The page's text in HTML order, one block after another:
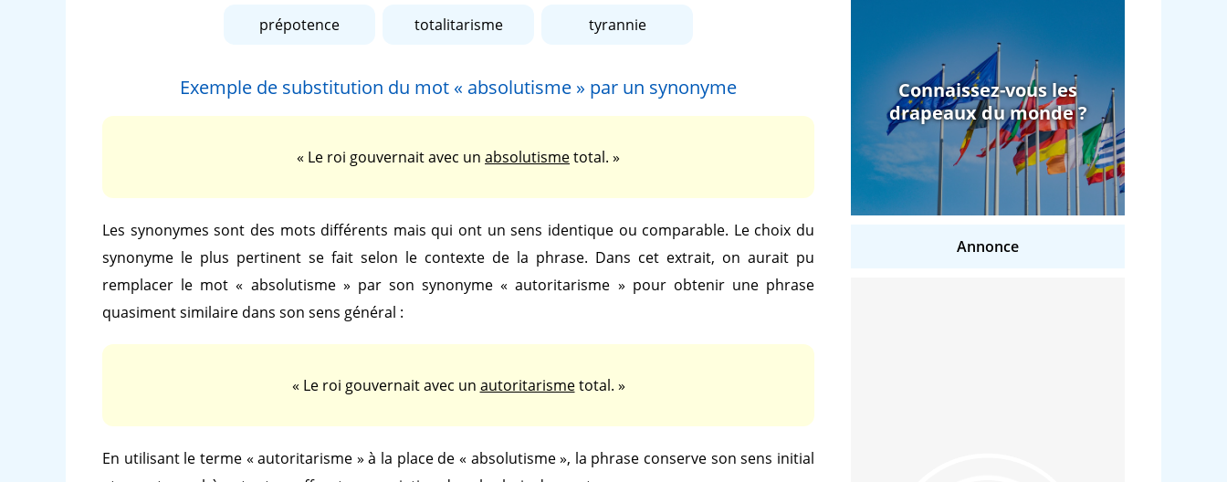
prépotence totalitarisme tyrannie
Exemple de substitution du mot « absolutisme » par un synonyme
« Le roi gouvernait avec un absolutismetotal. »
Les synonymes sont des mots différents mais qui ont un sens identique ou comparable. Le choix du
synonyme le plus pertinent se fait selon le contexte de la phrase. Dans cet extrait, on aurait pu
remplacer le mot« absolutisme » par son synonyme« autoritarisme » pour obtenir une phrase
quasiment similaire dans son sens général :
« Le roi gouvernait avec un autoritarismetotal. »
En utilisant le terme « autoritarisme » à la place de « absolutisme », la phrase conserve son sens initial
Connaissez-vous les
drapeaux du monde ?
Annonce